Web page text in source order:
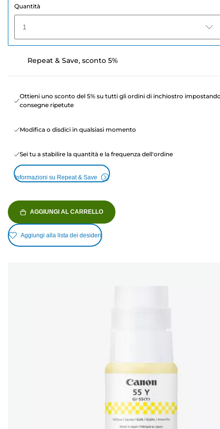
Quantità
1
Repeat & Save, sconto 5%
Ottieni uno sconto del 5% su tutti gli ordini di inchiostro
consegne ripetute
Modifica o disdici in qualsiasi momento
Sei tu a stabilire la quantità e la frequenza dell'ordine
Informazioni su Repeat & Save
AGGIUNGI AL CARRELLO
Aggiungi alla lista dei desideri